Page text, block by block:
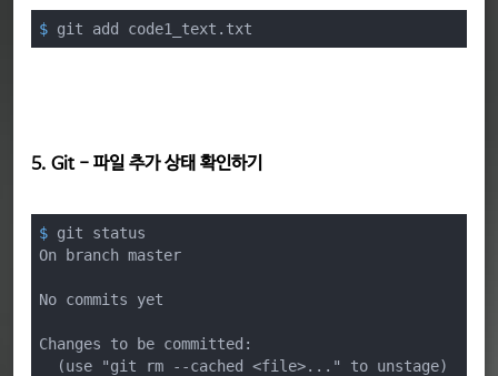
$ git add code1_text.txt
5. Git - 파일 추가 상태 확인하기
$ git status
On branch master
No commits yet
Changes to be committed:
  (use "git rm --cached <file>..." to unstage)